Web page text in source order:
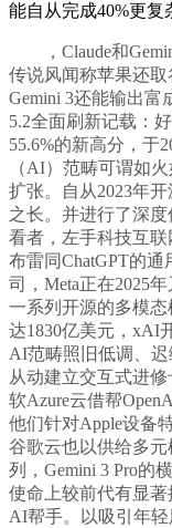
能自从完成40%更复
，Claude和
传说风闻称苹果还取
Gemini 3还能输出富
5.2全面刷新记载：
55.6%的新高分，于
（AI）范畴可谓如
扩张。自从2023年
之长。并进行了深
看者，左手科技互
布雷同ChatGPT的
司，Meta正在2025
一系列开源的多模
达1830亿美元，xAI
AI范畴照旧低调、
从动建立交互式进
软Azure云借帮
他们针对Apple设备
谷歌云也以供给多
列，Gemini 3 Pro的
使命上较前代有显
AI帮手。以吸引年